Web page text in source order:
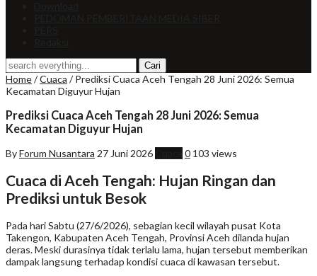
Home/Cuaca /Prediksi Cuaca Aceh Tengah 28 Juni 2026: Semua
Kecamatan Diguyur Hujan
Prediksi Cuaca Aceh Tengah 28 Juni 2026: Semua
Kecamatan Diguyur Hujan
ByForum Nusantara 27 Juni 2026 0 103 views
Cuaca di Aceh Tengah: Hujan Ringan dan
Prediksi untuk Besok
Pada hari Sabtu (27/6/2026), sebagian kecil wilayah pusat Kota
Takengon, Kabupaten Aceh Tengah, Provinsi Aceh dilanda hujan
deras. Meski durasinya tidak terlalu lama, hujan tersebut memberikan
dampak langsung terhadap kondisi cuaca di kawasan tersebut.